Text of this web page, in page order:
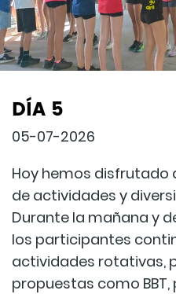
DÍA 5
05-07-2026
Hoy hemos disfrutado
de actividades y
Durante la mañana y
los participantes
actividades rotativas,
propuestas como